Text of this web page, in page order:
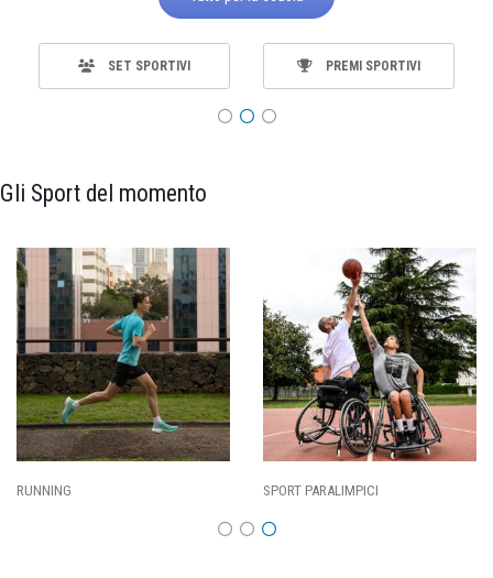
SET SPORTIVI PREMI SPORTIVI
Gli Sport del momento
SPORT PARALIMPICI